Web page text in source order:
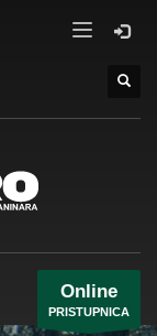
Online
PRISTUPNICA